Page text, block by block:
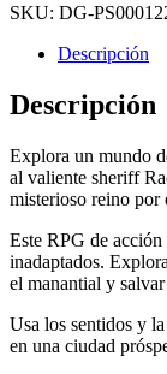
SKU: DG-
Descripción
Descripción
Explora un mundo
al valiente sheriff
misterioso reino por
Este RPG de
inadaptados.
el manantial y
Usa los sentidos y
en una ciudad